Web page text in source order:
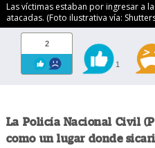
Las víctimas estaban por ingresar a
atacadas. (Foto ilustrativa vía:
2
1
La Policía Nacional Civil
como un lugar donde